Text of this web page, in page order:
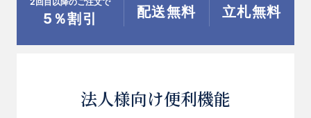
5％割引 配送無料 立札無料
法人様向け便利機能